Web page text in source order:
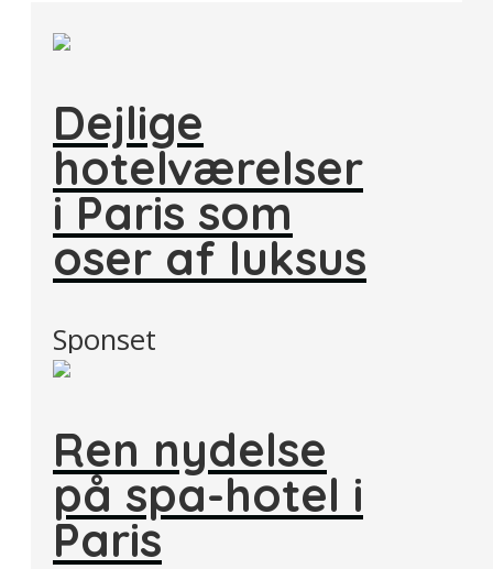
Dejlige
hotelværelser
i Paris som
oser af luksus
Sponset
Ren nydelse
på spa-hotel i
Paris